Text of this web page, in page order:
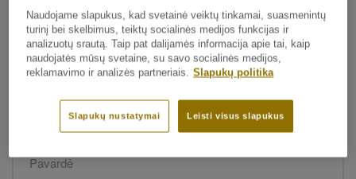
Vardas*
*
Naudojame slapukus, kad svetainė veiktų tinkamai, suasmenintų
turinį bei skelbimus, teiktų socialinės medijos funkcijas ir
analizuotų srautą. Taip pat dalijamės informacija apie tai, kaip
naudojatės mūsų svetaine, su savo socialinės medijos,
reklamavimo ir analizės partneriais. Slapukų politika
Leisti visus slapukus
Slapukų nustatymai